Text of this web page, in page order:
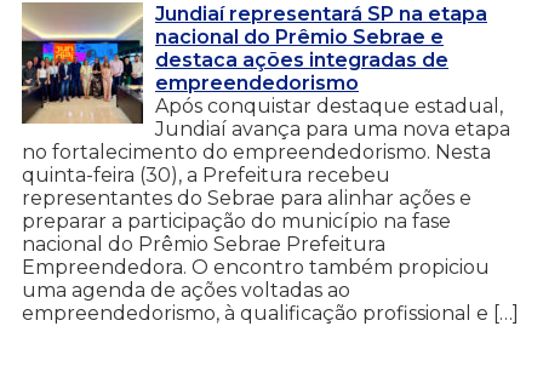
Jundiaí representará SP na etapa
nacional do Prêmio Sebrae e
destaca ações integradas de
empreendedorismo
Após conquistar destaque estadual,
Jundiaí avança para uma nova etapa
no fortalecimento do empreendedorismo. Nesta
quinta-feira (30), a Prefeitura recebeu
representantes do Sebrae para alinhar ações e
preparar a participação do município na fase
nacional do Prêmio Sebrae Prefeitura
Empreendedora. O encontro também propiciou
uma agenda de ações voltadas ao
empreendedorismo, à qualificação profissional e […]